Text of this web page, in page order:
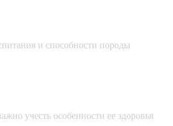
и способности породы
учесть особенности ее здоровья